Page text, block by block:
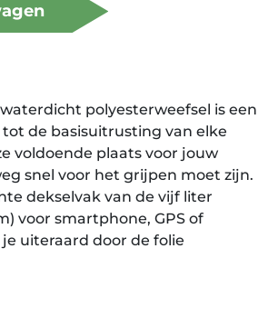
polyesterweefsel is een
de basisuitrusting van elke
voldoende plaats voor jouw
snel voor het grijpen moet zijn.
dekselvak van de vijf liter
voor smartphone, GPS of
uiteraard door de folie